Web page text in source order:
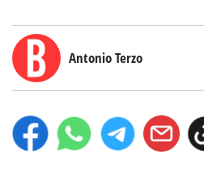
Antonio Terzo